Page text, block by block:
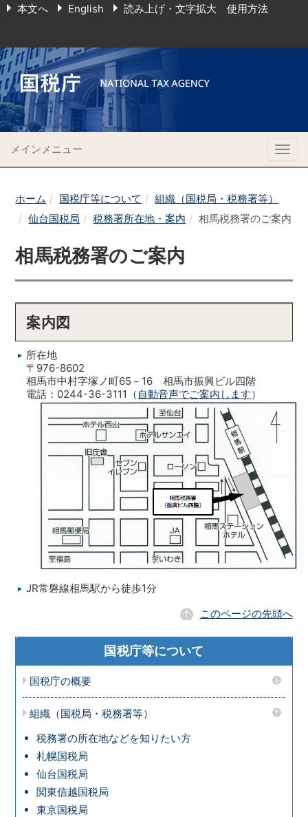
本文へ English 読み上げ・文字拡大 使用方法
メインメニュー
ホーム 国税庁等について
組織（国税局・税務署等）
仙台国税局
税務署所在地・案内 相馬税務署のご案内
相馬税務署のご案内
案内図
所在地
〒976-8602
相馬市中村字塚ノ町65－16 相馬市振興ビル四階
電話：0244-36-3111（ 自動音声でご案内します）
JR常磐線相馬駅から徒歩1分
このページの先頭へ
国税庁等について
国税庁の概要
組織（国税局・税務署等）
税務署の所在地などを知りたい方
札幌国税局
仙台国税局
関東信越国税局
東京国税局